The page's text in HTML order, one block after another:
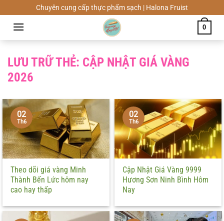
đến
dung
Chuyên cung cấp thực phẩm sạch | Halona Fruist
0
LƯU TRỮ THẺ: CẬP NHẬT GIÁ VÀNG
2026
Theo dõi giá vàng Minh
Thành Bến Lức hôm nay
cao hay thấp
02
Th6
Cập Nhật Giá Vàng 9999
Hương Sơn Ninh Bình Hôm
Nay
02
Th6